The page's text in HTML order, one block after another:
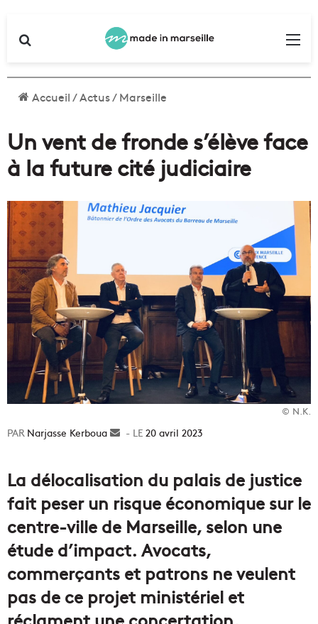
Accueil/Actus/Marseille
Un vent de fronde s’élève face
à la future cité judiciaire
© N.K.
Narjasse Kerboua
Envoyer20 avril 2023
La délocalisation du palais de justice
fait peser un risque économique sur le
centre-ville de Marseille, selon une
étude d’impact. Avocats,
commerçants et patrons ne veulent
pas de ce projet ministériel et
réclament une concertation.